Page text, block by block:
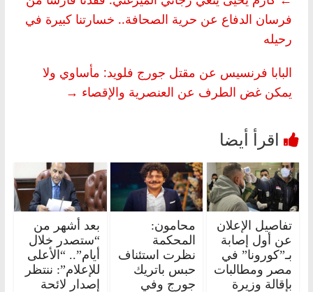
فرسان الدفاع عن حرية الصحافة.. خسارتنا كبيرة في
رحيله
البابا فرنسيس عن مقتل جورج فلويد: مأساوي ولا
يمكن غض الطرف عن العنصرية والإقصاء →
تفاصيل الإعلان
عن أول إصابة
بـ”كورونا” في
مصر ومطالبات
بإقالة وزيرة
محامون:
المحكمة
نظرت استئناف
حبس باتريك
جورج وفي
بعد أشهر من
“ستصدر خلال
أيام”.. “الأعلى
للإعلام”: ننتظر
إصدار لائحة